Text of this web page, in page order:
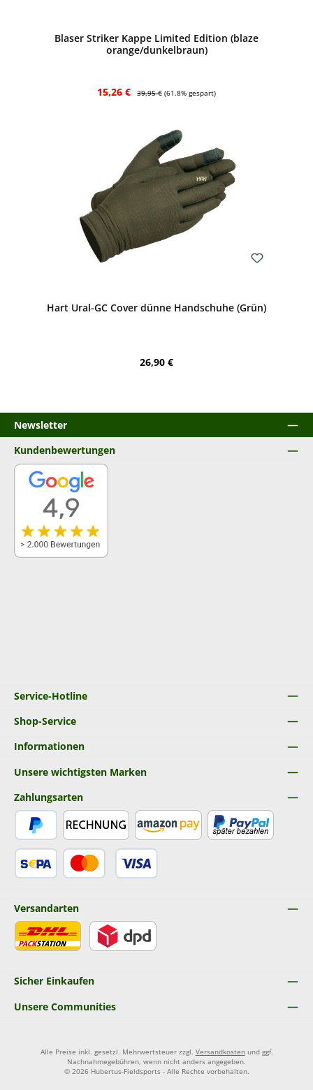
Blaser Striker Kappe Limited Edition (blaze
orange/dunkelbraun)
Verkaufspreis:
15,26 € Regulärer Preis:
39,95 € (61.8% gespart)
Hart Ural-GC Cover dünne Handschuhe (Grün)
Regulärer Preis:
26,90 €
Newsletter
Service-Hotline
Shop-Service
Informationen
Unsere wichtigsten Marken
Sicher Einkaufen
Kundenbewertungen
Unsere Communities
Zahlungsarten
Versandarten
Alle Preise inkl. gesetzl. Mehrwertsteuer zzgl. Versandkostenund ggf.
Nachnahmegebühren, wenn nicht anders angegeben.
© 2026 Hubertus-Fieldsports - Alle Rechte vorbehalten.